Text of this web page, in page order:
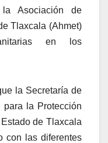
Asociación de
Tlaxcala (Ahmet)
en los
la Secretaría de
la Protección
de Tlaxcala
con las diferentes